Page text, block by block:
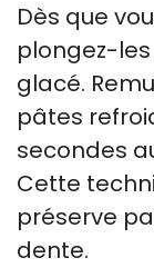
Dès que
plongez-
glacé.
pâtes
secondes
Cette
préserve
dente.